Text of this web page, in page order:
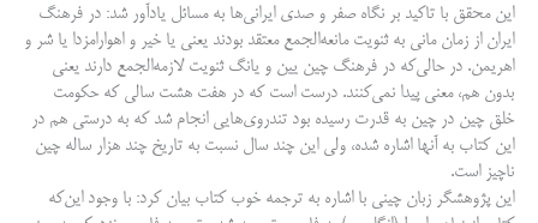
این محقق با تاکید بر نگاه صفر و صدی ایرانی‌ها به مسائل یادآور شد: در فرهنگ
ایران از زمان مانی به ثنویت مانعه‌الجمع معتقد بودند یعنی یا خیر و اهوارامزدا یا شر و
اهریمن. در حالی‌که در فرهنگ چین یین و یانگ ثنویت لازمه‌الجمع دارند یعنی
بدون هم، معنی پیدا نمی‌کنند. درست است که در هفت هشت سالی که حکومت
خلق چین در چین به قدرت رسیده بود تندروی‌هایی انجام شد که به درستی هم در
این کتاب به آنها اشاره شده، ولی این چند سال نسبت به تاریخ چند هزار ساله چین
ناچیز است.
این پژوهشگر زبان چینی با اشاره به ترجمه خوب کتاب بیان کرد: با وجود این‌که